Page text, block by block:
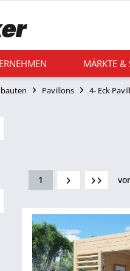
MÄRKTE &
Pavillons 4- Eck
1